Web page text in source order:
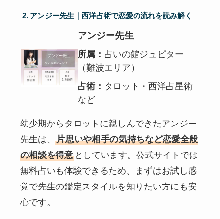
2. アンジー先生｜西洋占術で恋愛の流れを読み解く
アンジー先生
所属： 占いの館ジュピター
（難波エリア）
占術： タロット・西洋占星術
など
幼少期からタロットに親しんできたアンジー
先生は、片思いや相手の気持ちなど恋愛全般
の相談を得意 としています。公式サイトでは
無料占いも体験できるため、まずはお試し感
覚で先生の鑑定スタイルを知りたい方にも安
心です。